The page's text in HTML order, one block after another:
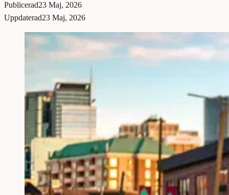
Publicerad23 Maj, 2026
Uppdaterad23 Maj, 2026